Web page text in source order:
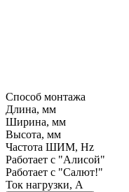
Способ монтажа
Длина, мм
Ширина, мм
Высота, мм
Частота ШИМ, Hz
Работает с "Алисой"
Работает с "Салют!"
Ток нагрузки, A